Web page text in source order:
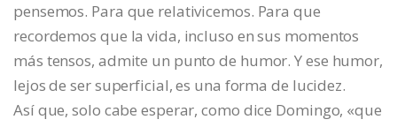
pensemos. Para que relativicemos. Para que
recordemos que la vida, incluso en sus momentos
más tensos, admite un punto de humor. Y ese humor,
lejos de ser superficial, es una forma de lucidez.
Así que, solo cabe esperar, como dice Domingo, «que